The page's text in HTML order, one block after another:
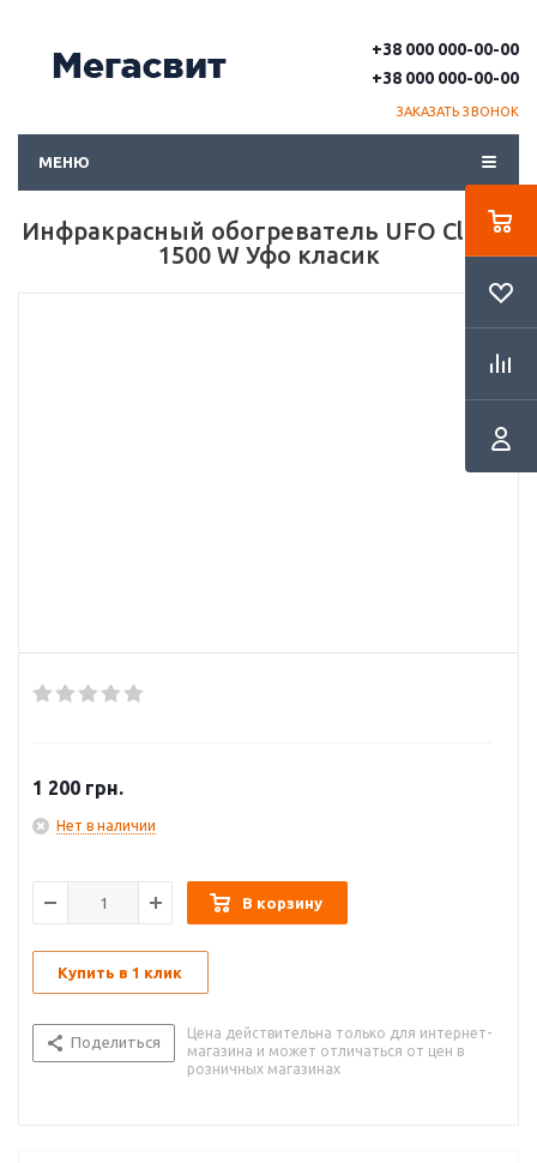
+38 000 000-00-00
+38 000 000-00-00
ЗАКАЗАТЬ ЗВОНОК
МЕНЮ
Инфракрасный обогреватель UFO Classic
1500 W Уфо класик
1 200 грн.
Нет в наличии
В корзину
Купить в 1 клик
Поделиться
Цена действительна только для интернет-
магазина и может отличаться от цен в
розничных магазинах